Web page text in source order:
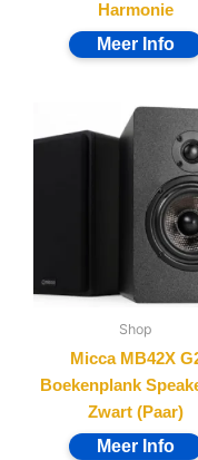
Harmonie
Shop
Micca MB42X
Boekenplank
Zwart (Paar)